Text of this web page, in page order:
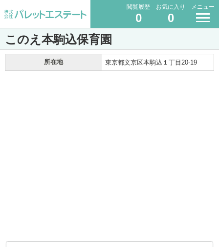
閲覧履歴
0
お気に入り
0
メニュー
このえ本駒込保育園
所在地 東京都文京区本駒込１丁目20-19